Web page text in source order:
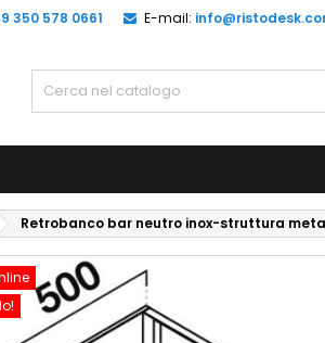
350 578 0661 E-mail:
Retrobanco bar neutro inox-struttura